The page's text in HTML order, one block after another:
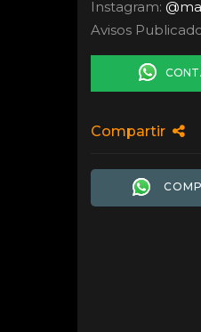
Instagram:
Avisos
Compartir